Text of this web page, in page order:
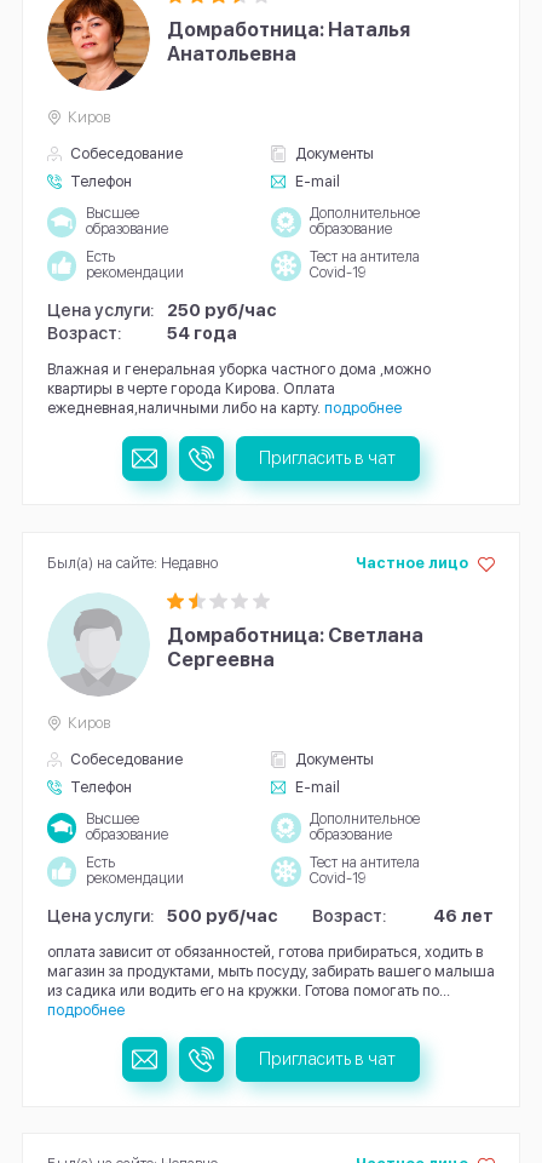
Домработница: Наталья
Анатольевна
Собеседование
Документы
Телефон
E-mail
Киров
Высшее
образование
Дополнительное
образование
Есть
рекомендации
Тест на антитела
Covid-19
Цена услуги:
250 руб/час
Возраст:
54 года
Влажная и генеральная уборка частного дома ,можно
квартиры в черте города Кирова. Оплата
ежедневная,наличными либо на карту. подробнее
Пригласить в чат
Домработница: Светлана
Сергеевна
Собеседование
Документы
Телефон
E-mail
Частное лицо
Киров
Высшее
образование
Дополнительное
образование
Есть
рекомендации
Тест на антитела
Covid-19
Цена услуги: 500 руб/час Возраст: 46 лет
оплата зависит от обязанностей, готова прибираться, ходить в
магазин за продуктами, мыть посуду, забирать вашего малыша
из садика или водить его на кружки. Готова помогать по...
подробнее
Был(а) на сайте: Недавно
Пригласить в чат